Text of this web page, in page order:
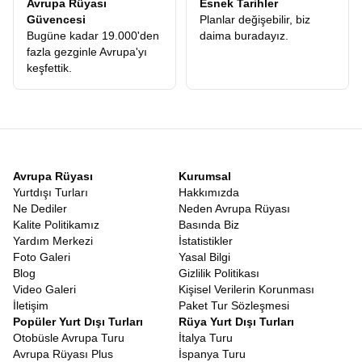
gördüğünüzde, bir güne ne kadar çok anı sığdırabildiğinize
şaşıracaksınız.
En Uygun İskandinavya Turları
Seyahat planlarken uygun fiyat kavramı bazen yanıltıcı olabilir. En
fiyat ile sunulan hizmetin kalitesinin dengelendiği turlardır. Avrupa
olmamızın sebebi hizmetten kısmamız değil, operasyonel
gücümüz ve katılımcılarımıza sunduğumuz her şey dahil ekstra
turlar avantajıdır. Başka bir firmayla gittiğinizde, turun üzerine
ekleyeceğiniz ekstra tur maliyetleri, Avrupa Rüyasında fiyata
dahildir. Bu matematik yapıldığında, aslında en lüks hizmeti en
ulaşılabilir rakamlara aldığınızı göreceksiniz.
Fiyatları
karşılaştırması yaparken, mutlaka fiyata dahil olan
hizmetleri kalem kalem incelemelisiniz.
İskandinavya En İyi Turlar
Gezgin yorumları, sosyal medya geri dönüşleri ve tekrar eden
müşteri oranı. Tüm bu veriler gösteriyor kiİskandinavya En İyi
Turlarlistesinde Avrupa Rüyası her zaman zirveye oynamaktadır.
Avrupa Rüyası
Güvencesi
Bugüne kadar 19.000'den
fazla gezginle Avrupa'yı
keşfettik.
Esnek Tarihler
Planlar değişebilir, biz
daima buradayız.
Avrupa Rüyası
Yurtdışı Turları
Ne Dediler
Kalite Politikamız
Yardım Merkezi
Foto Galeri
Blog
Video Galeri
İletişim
Kurumsal
Hakkımızda
Neden Avrupa Rüyası
Basında Biz
İstatistikler
Yasal Bilgi
Gizlilik Politikası
Kişisel Verilerin Korunması
Paket Tur Sözleşmesi
Popüler Yurt Dışı Turları
Otobüsle Avrupa Turu
Avrupa Rüyası Plus
Rüya Yurt Dışı Turları
İtalya Turu
İspanya Turu